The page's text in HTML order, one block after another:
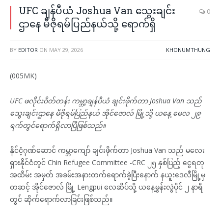
UFC ချန်ပီယံ Joshua Van သွေးချင်း
ဌာနေ မီဇိုရမ်ပြည်နယ်သို့ ရောက်ရှိ
0
BY EDITOR ON MAY 29, 2026 KHONUMTHUNG
(005MK)
UFC ဖလိုင်းဝိတ်တန်း ကမ္ဘာ့ချန်ပီယံ ချင်းဖိုက်တာ Joshua Van သည်
သွေးချင်းဌာနေ မီဇိုရမ်ပြည်နယ် အိုင်ဇောလ် မြို့သို့ ယနေ့ မေလ ၂၉
ရက်တွင်ရောက်ရှိလာပြီဖြစ်သည်။
နိုင်ငံ့ဂုဏ်ဆောင် ကမ္ဘာကျော် ချင်းဖိုက်တာ Joshua Van သည် မလေး
ရှားနိုင်ငံတွင် Chin Refugee Committee -CRC ၂၅ နှစ်ပြည့် ငွေရတု
အထိမ်း အမှတ် အခမ်းအနားတက်ရောက်ခဲ့ပြီးနောက် နယူးဒေလီမြို့မှ
တဆင့် အိုင်ဇောလ် မြို့ Lengpui လေဆိပ်သို့ ယနေ့မွန်းလွဲပိုင် ၂ နာရီ
တွင် ဆိုက်ရောက်လာခြင်းဖြစ်သည်။